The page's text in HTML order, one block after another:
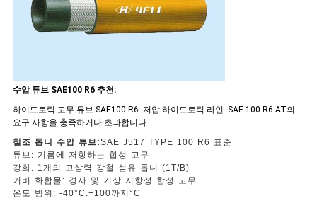
트
맵
PRIVACY
POLICY
수압 튜브 SAE100 R6 추천:
하이드로릭 고무 튜브 SAE100 R6. 저압 하이드로릭 라인. SAE 100 R6 AT의
요구 사항을 충족하거나 초과합니다.
철조 톱니 수압 튜브:SAE J517 TYPE 100 R6 표준
튜브: 기름에 저항하는 합성 고무
강화: 1개의 고상력 강철 섬유 톱니 (1T/B)
커버 화합물: 경사 및 기상 저항성 합성 고무
온도 범위: -40°C +100까지 °C